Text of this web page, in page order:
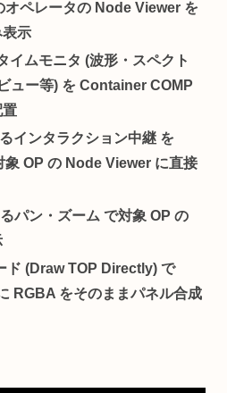
オペレータの Node Viewer を
示
イムモニタ (波形・スペクト
ュー等) を Container COMP
置
インタラクション中継 を
象 OP の Node Viewer に直接
パン・ズーム で対象 OP の
ド (Draw TOP Directly) で
RGBA をそのままパネル合成